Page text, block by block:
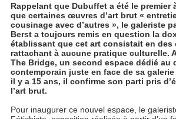
Rappelant que Dubuffet a été le premier
que certaines œuvres d’art brut «
cousinage avec d’autres », le galeriste
Berst a toujours remis en question la
établissant que cet art consistait en des
rattachant à aucune pratique culturelle.
The Bridge, un second espace dédié au
contemporain juste en face de sa
il y a 15 ans, il confirme son parti pris
l’art brut.
Pour inaugurer ce nouvel espace, le